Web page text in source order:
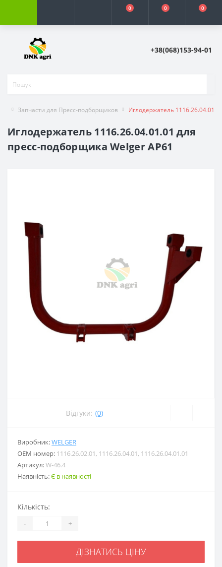
0 0 0
+38(068)153-94-01
Запчасти для Пресс-подборщиков Иглодержатель
Иглодержатель 1116.26.04.01.01 для
пресс-подборщика Welger AP61
Відгуки: (0)
Виробник:WELGER
ОЕМ номер: 1116.26.02.01, 1116.26.04.01, 1116.26.04.01.01
Артикул:W-46.4
Наявність:Є в наявності
Кількість:
- +
ДІЗНАТИСЬ ЦІНУ